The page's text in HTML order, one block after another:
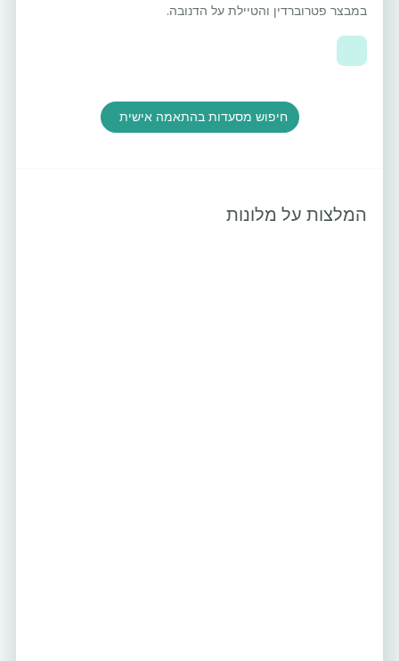
במבצר פטרוברדין והטיילת על הדנובה.
חיפוש מסעדות בהתאמה אישית
המלצות על מלונות